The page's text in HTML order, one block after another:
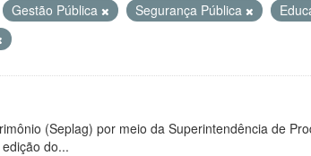
Gestão Pública Segurança Pública
(Seplag) por meio da Superintendência de
do...